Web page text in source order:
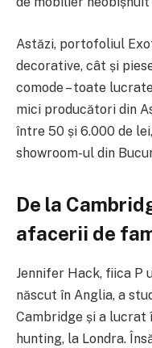
Astăzi, portofoliul
decorative, cât și
comode – toate
mici producători din
între 50 și 6.000 de
showroom-ul din
De la
afacerii de
Jennifer Hack, fiica P
născut în Anglia, a
Cambridge și a lucrat
hunting, la Londra.